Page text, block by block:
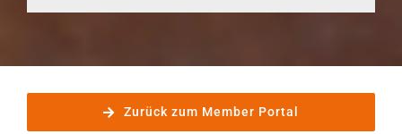
Zurück zum Member Portal